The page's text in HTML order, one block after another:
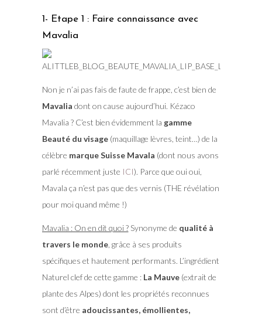
1- Etape 1 : Faire connaissance avec
Mavalia
Non je n’ai pas fais de faute de frappe, c’est bien de
Mavalia dont on cause aujourd’hui. Kézaco
Mavalia ? C’est bien évidemment la gamme
Beauté du visage(maquillage lèvres, teint…) de la
célèbre marque Suisse Mavala (dont nous avons
parlé récemment juste ICI). Parce que oui oui,
Mavala ça n’est pas que des vernis (THE révélation
pour moi quand même !)
Mavalia : On en dit quoi ?Synonyme de qualité à
travers le monde, grâce à ses produits
spécifiques et hautement performants. L’ingrédient
Naturel clef de cette gamme : La Mauve(extrait de
plante des Alpes) dont les propriétés reconnues
sont d’être adoucissantes, émollientes,